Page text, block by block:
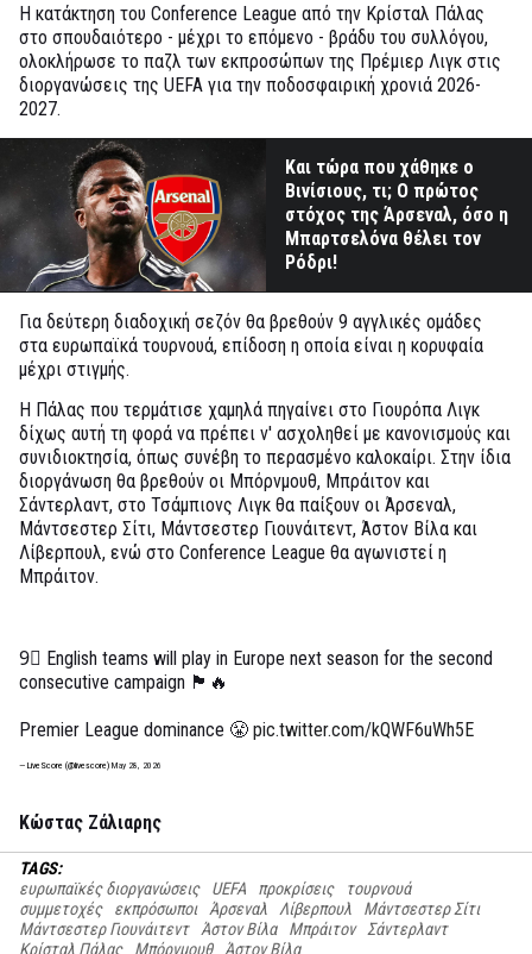
Η κατάκτηση του Conference League από την Κρίσταλ Πάλας
στο σπουδαιότερο - μέχρι το επόμενο - βράδυ του συλλόγου,
ολοκλήρωσε το παζλ των εκπροσώπων της Πρέμιερ Λιγκ στις
διοργανώσεις της UEFA για την ποδοσφαιρική χρονιά 2026-
2027.
Και τώρα που χάθηκε ο
Βινίσιους, τι; Ο πρώτος
στόχος της Άρσεναλ, όσο η
Μπαρτσελόνα θέλει τον
Ρόδρι!
Για δεύτερη διαδοχική σεζόν θα βρεθούν 9 αγγλικές ομάδες
στα ευρωπαϊκά τουρνουά, επίδοση η οποία είναι η κορυφαία
μέχρι στιγμής.
Η Πάλας που τερμάτισε χαμηλά πηγαίνει στο Γιουρόπα Λιγκ
δίχως αυτή τη φορά να πρέπει ν' ασχοληθεί με κανονισμούς και
συνιδιοκτησία, όπως συνέβη το περασμένο καλοκαίρι. Στην ίδια
διοργάνωση θα βρεθούν οι Μπόρνμουθ, Μπράιτον και
Σάντερλαντ, στο Τσάμπιονς Λιγκ θα παίξουν οι Άρσεναλ,
Μάντσεστερ Σίτι, Μάντσεστερ Γιουνάιτεντ, Άστον Βίλα και
Λίβερπουλ, ενώ στο Conference League θα αγωνιστεί η
Μπράιτον.
9⃣ English teams will play in Europe next season for the second
consecutive campaign 🏴󠁧󠁢󠁥󠁮󠁧󠁿🔥
Premier League dominance 😤 pic.twitter.com/kQWF6uWh5E
— LiveScore (@livescore) May 28, 2026
Κώστας Ζάλιαρης
TAGS:
ευρωπαϊκές διοργανώσεις
UEFA προκρίσεις
τουρνουά
συμμετοχές
εκπρόσωποι Άρσεναλ Λίβερπουλ
Μάντσεστερ Σίτι
Μάντσεστερ Γιουνάιτεντ Άστον Βίλα Μπράιτον Σάντερλαντ